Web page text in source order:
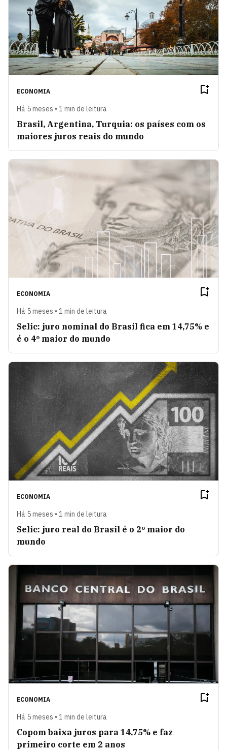
ECONOMIA
Há 5 meses • 1 min de leitura
Brasil, Argentina, Turquia: os países com os
maiores juros reais do mundo
ECONOMIA
Há 5 meses • 1 min de leitura
Selic: juro nominal do Brasil fica em 14,75% e
é o 4º maior do mundo
ECONOMIA
Há 5 meses • 1 min de leitura
Selic: juro real do Brasil é o 2º maior do
mundo
ECONOMIA
Há 5 meses • 1 min de leitura
Copom baixa juros para 14,75% e faz
primeiro corte em 2 anos